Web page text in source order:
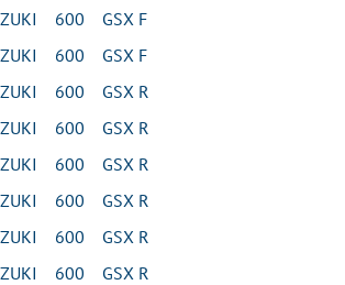
600 GSX F
600 GSX F
600 GSX R
600 GSX R
600 GSX R
600 GSX R
600 GSX R
600 GSX R